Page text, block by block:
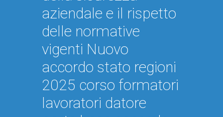
aziendale e il rispetto
delle normative
vigenti Nuovo
accordo stato regioni
2025 corso formatori
lavoratori datore